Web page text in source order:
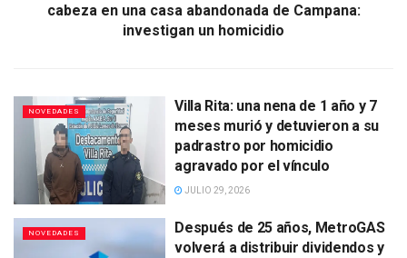
cabeza en una casa abandonada de Campana:
investigan un homicidio
NOVEDADES
Villa Rita: una nena de 1 año y 7
meses murió y detuvieron a su
padrastro por homicidio
agravado por el vínculo
JULIO 29, 2026
NOVEDADES
Después de 25 años, MetroGAS
volverá a distribuir dividendos y